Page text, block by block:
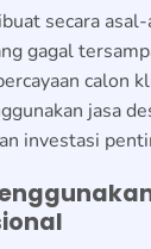
secara
gagal
calon
jasa
investasi